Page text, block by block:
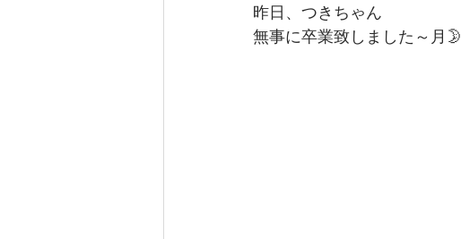
昨日、つきちゃん
無事に卒業致しました～月🌛